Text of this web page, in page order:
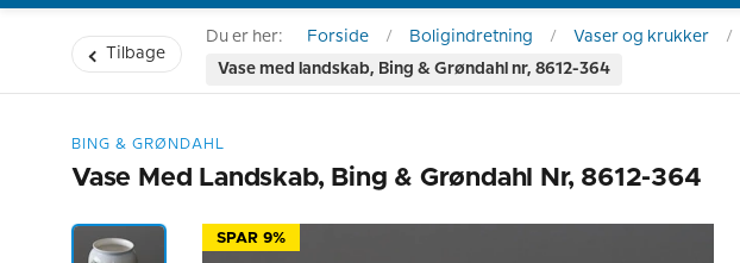
Tilbage
Du er her: Forside Boligindretning Vaser og krukker
Vase med landskab, Bing & Grøndahl nr, 8612-364
BING & GRØNDAHL
Vase Med Landskab, Bing & Grøndahl Nr, 8612-364
SPAR 9%